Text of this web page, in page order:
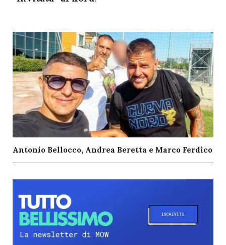
Antonio Bellocco, Andrea Beretta e Marco Ferdico